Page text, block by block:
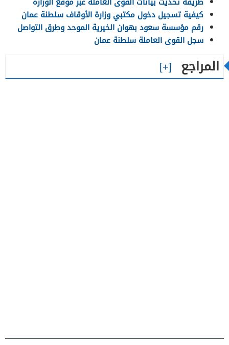
كيفية تسجيل دخول مكتبي وزارة الأوقاف سلطنة عمان
رقم مؤسسة سعود بهوان الخيرية الموحد وطرق التواصل
سجل القوى العاملة سلطنة عمان
المراجع